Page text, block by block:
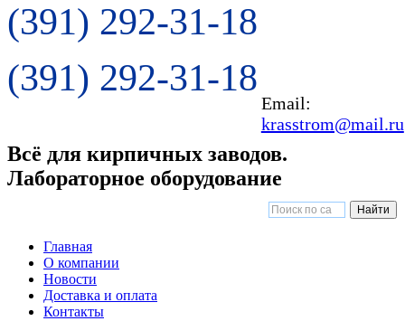
(391) 292-31-18
(391) 292-31-18
Email:
krasstrom@mail.ru
Всё для кирпичных заводов.
Лабораторное оборудование
Главная
О компании
Новости
Доставка и оплата
Контакты